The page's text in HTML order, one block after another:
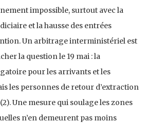
impossible, surtout avec la
et la hausse des entrées
Un arbitrage interministériel est
la question le 19 mai : la
pour les arrivants et les
les personnes de retour d’extraction
Une mesure qui soulage les zones
n’en demeurent pas moins